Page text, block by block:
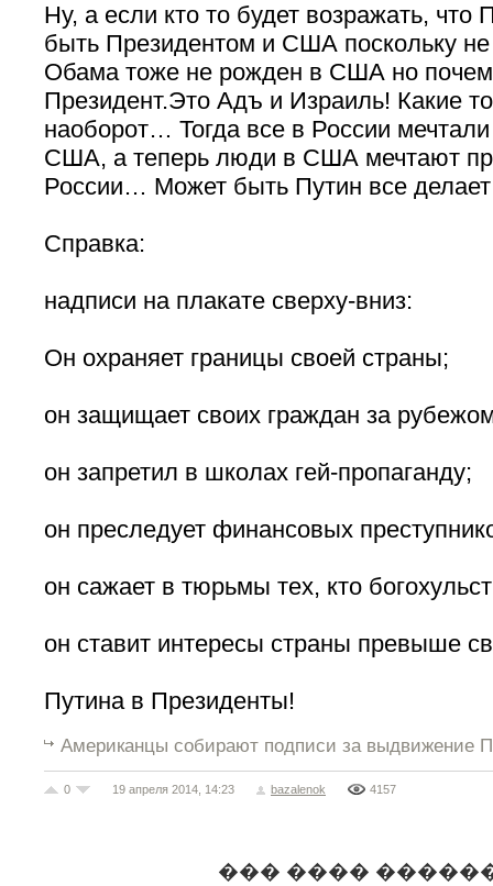
Ну, а если кто то будет возражать, что
быть Президентом и США поскольку
Обама тоже не рожден в США но
Президент.Это Адъ и Израиль! Какие
наоборот… Тогда все в России
США, а теперь люди в США мечтают
России… Может быть Путин все
Справка:
надписи на плакате сверху-вниз:
Он охраняет границы своей страны;
он защищает своих граждан за
он запретил в школах гей-пропаганду;
он преследует финансовых
он сажает в тюрьмы тех, кто
он ставит интересы страны превыше
Путина в Президенты!
Американцы собирают подписи за выдвижение
0 19 апреля 2014, 14:23 bazalenok 4157
��� ����